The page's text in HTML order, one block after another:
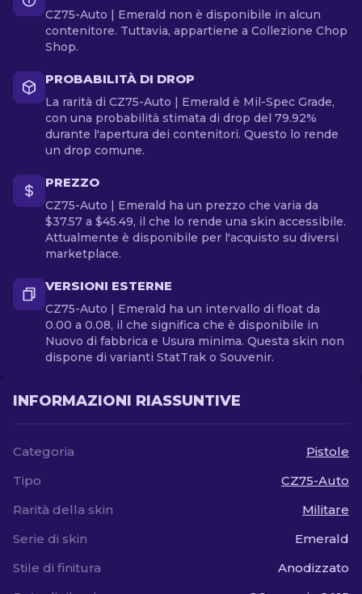
CZ75-Auto | Emerald non è disponibile in alcun
contenitore. Tuttavia, appartiene a Collezione Chop
Shop.
PROBABILITÀ DI DROP
La rarità di CZ75-Auto | Emerald è Mil-Spec Grade,
con una probabilità stimata di drop del 79.92%
durante l'apertura dei contenitori. Questo lo rende
un drop comune.
PREZZO
CZ75-Auto | Emerald ha un prezzo che varia da
$37.57 a $45.49, il che lo rende una skin accessibile.
Attualmente è disponibile per l'acquisto su diversi
marketplace.
VERSIONI ESTERNE
CZ75-Auto | Emerald ha un intervallo di float da
0.00 a 0.08, il che significa che è disponibile in
Nuovo di fabbrica e Usura minima. Questa skin non
dispone di varianti StatTrak o Souvenir.
INFORMAZIONI RIASSUNTIVE
Categoria
Pistole
Tipo
CZ75-Auto
Rarità della skin
Militare
Serie di skin
Emerald
Stile di finitura
Anodizzato